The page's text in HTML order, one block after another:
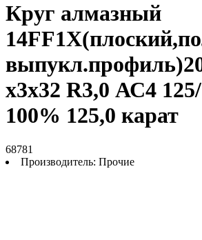
Круг алмазный
х3х32 R3,0 АС4
100% 125,0 карат
68781
Производитель: Прочие